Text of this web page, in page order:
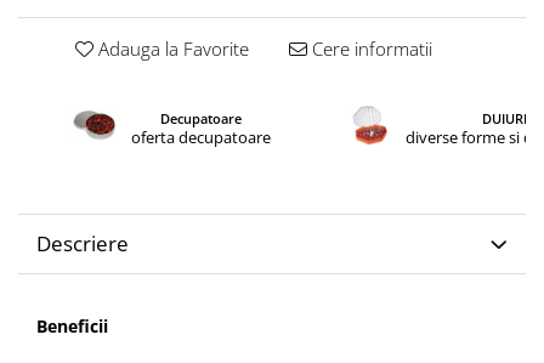
Adauga la Favorite Cere informatii
Decupatoare
oferta decupatoare
DUIURI
diverse forme si
Descriere
Beneficii